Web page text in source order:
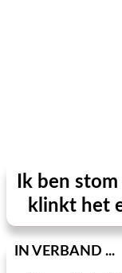
Ik ben
klinkt het
IN VERBAND ...